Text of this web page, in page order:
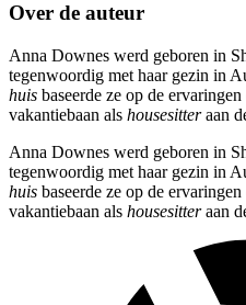
Over de auteur
Anna Downes werd geboren in
tegenwoordig met haar gezin in
huis baseerde ze op de
vakantiebaan als housesitteraan
Anna Downes werd geboren in
tegenwoordig met haar gezin in
huis baseerde ze op de
vakantiebaan als housesitteraan